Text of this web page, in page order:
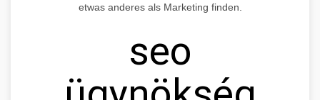
etwas anderes als Marketing finden.
seo